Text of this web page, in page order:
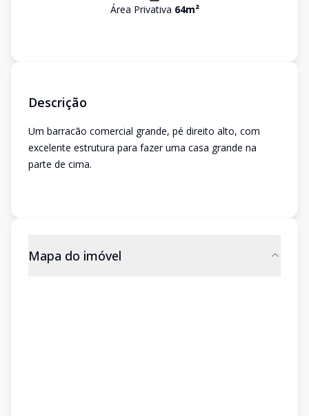
Área Privativa 64m²
Descrição
Um barracão comercial grande, pé direito alto, com
excelente estrutura para fazer uma casa grande na
parte de cima.
Mapa do imóvel